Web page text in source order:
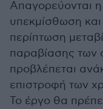
Απαγορεύονται
υπεκμίσθωση
περίπτωση
παραβίασης των
προβλέπεται
επιστροφή των
Το έργο θα